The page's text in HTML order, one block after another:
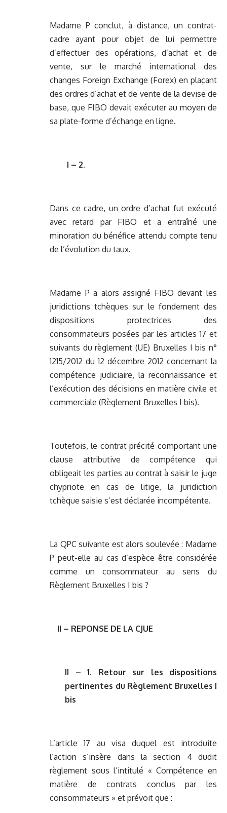
Madame P conclut, à distance, un contrat-
cadre ayant pour objet de lui permettre
d’effectuer des opérations, d’achat et de
vente, sur le marché international des
changes Foreign Exchange (Forex) en plaçant
des ordres d’achat et de vente de la devise de
base, que FIBO devait exécuter au moyen de
sa plate-forme d’échange en ligne.
I – 2.
Dans ce cadre, un ordre d’achat fut exécuté
avec retard par FIBO et a entraîné une
minoration du bénéfice attendu compte tenu
de l’évolution du taux.
Madame P a alors assigné FIBO devant les
juridictions tchèques sur le fondement des
dispositions protectrices des
consommateurs posées par les articles 17 et
suivants du règlement (UE) Bruxelles I bis n°
1215/2012 du 12 décembre 2012 concernant la
compétence judiciaire, la reconnaissance et
l’exécution des décisions en matière civile et
commerciale (Règlement Bruxelles I bis).
Toutefois, le contrat précité comportant une
clause attributive de compétence qui
obligeait les parties au contrat à saisir le juge
chypriote en cas de litige, la juridiction
tchèque saisie s’est déclarée incompétente.
La QPC suivante est alors soulevée : Madame
P peut-elle au cas d’espèce être considérée
comme un consommateur au sens du
Règlement Bruxelles I bis ?
II – REPONSE DE LA CJUE
II – 1. Retour sur les dispositions
pertinentes du Règlement Bruxelles I
bis
L’article 17 au visa duquel est introduite
l’action s’insère dans la section 4 dudit
règlement sous l’intitulé « Compétence en
matière de contrats conclus par les
consommateurs » et prévoit que :